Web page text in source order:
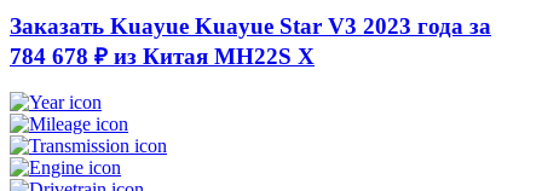
Заказать Kuayue Kuayue Star V3 2023 года за
784 678 ₽ из Китая MH22S X